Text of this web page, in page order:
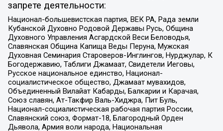
запрете деятельности:
Национал-большевистская партия, ВЕК РА, Рада земли
Кубанской Духовно Родовой Державы Русь, Община
Духовного Управления Асгардской Веси Беловодья,
Славянская Община Капища Веды Перуна, Мужская
Духовная Семинария Староверов-Инглингов, Нурджулар, К
Богодержавию, Таблиги Джамаат, Свидетели Иеговы,
Русское национальное единство, Национал-
социалистическое общество, Джамаат мувахидов,
Объединенный Вилайат Кабарды, Балкарии и Карачая,
Союз славян, Ат-Такфир Валь-Хиджра, Пит Буль,
Национал-социалистическая рабочая партия России,
Славянский союз, Формат-18, Благородный Орден
Дьявола, Армия воли народа, Национальная